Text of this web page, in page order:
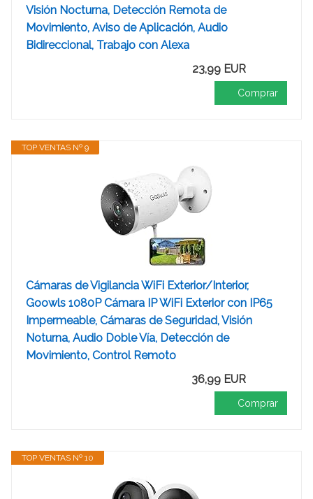
Visión Nocturna, Detección Remota de
Movimiento, Aviso de Aplicación, Audio
Bidireccional, Trabajo con Alexa
23,99 EUR
Comprar
TOP VENTAS Nº 9
Cámaras de Vigilancia WiFi Exterior/Interior,
Goowls 1080P Cámara IP WiFi Exterior con IP65
Impermeable, Cámaras de Seguridad, Visión
Noturna, Audio Doble Vía, Detección de
Movimiento, Control Remoto
36,99 EUR
Comprar
TOP VENTAS Nº 10